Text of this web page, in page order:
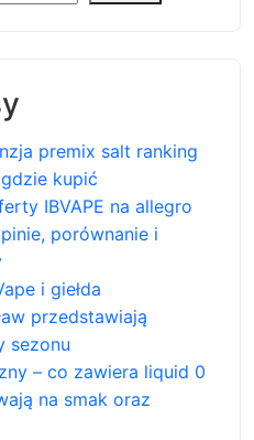
premix salt ranking
kupić
IBVAPE na allegro
porównanie i
i giełda
przedstawiają
sezonu
– co zawiera liquid 0
na smak oraz